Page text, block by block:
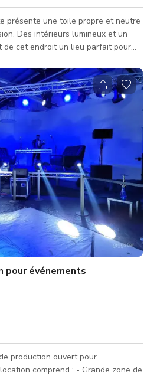
présente une toile propre et neutre
Des intérieurs lumineux et un
cet endroit un lieu parfait pour
pour les séances photo, les prises
de tournage ou les projets
conforts pratiques comme une
et un parking facile assurent une
pour événements
production ouvert pour